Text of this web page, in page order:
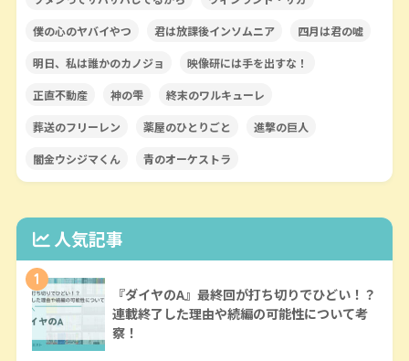
僕の心のヤバイやつ 君は放課後インソムニア 四月は君の嘘
明日、私は誰かのカノジョ 映像研には手を出すな！
正直不動産 神の雫 終末のワルキューレ
葬送のフリーレン 薬屋のひとりごと 進撃の巨人
闇金ウシジマくん 青のオーケストラ
人気記事
1
『ダイヤのA』最終回が打ち切りでひどい！？
連載終了した理由や続編の可能性について考
察！